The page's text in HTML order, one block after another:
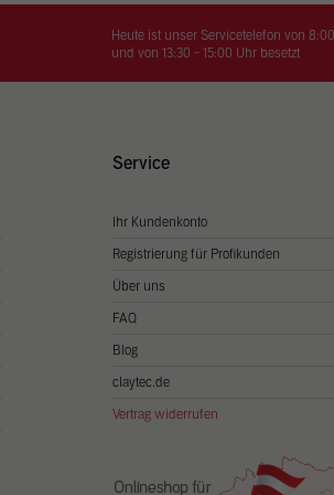
Heute ist unser Servicetelefon von
und von 13:30 - 15:00 Uhr besetzt
Service
Ihr Kundenkonto
Registrierung für Profikunden
Über uns
FAQ
Blog
claytec.de
Vertrag widerrufen
Sie